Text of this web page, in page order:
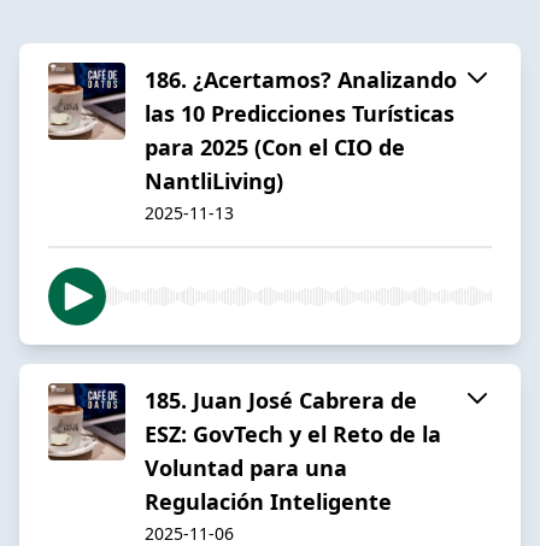
186. ¿Acertamos? Analizando
las 10 Predicciones Turísticas
para 2025 (Con el CIO de
NantliLiving)
2025-11-13
185. Juan José Cabrera de
ESZ: GovTech y el Reto de la
Voluntad para una
Regulación Inteligente
2025-11-06